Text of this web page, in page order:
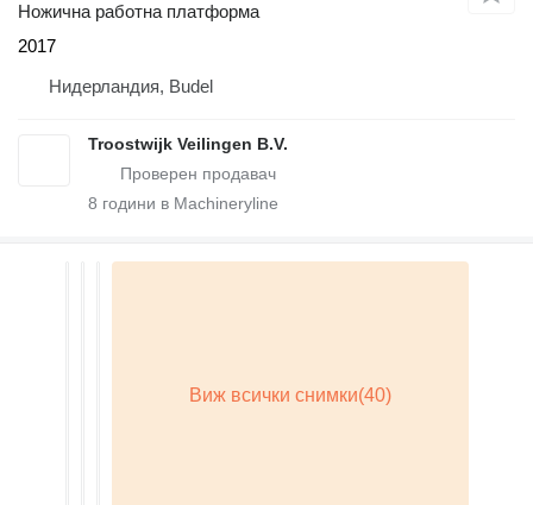
Ножична работна платформа
2017
Нидерландия, Budel
Troostwijk Veilingen B.V.
8 години в Machineryline